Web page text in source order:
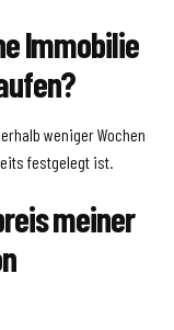
Immobilie
weniger Wochen
festgelegt ist.
meiner